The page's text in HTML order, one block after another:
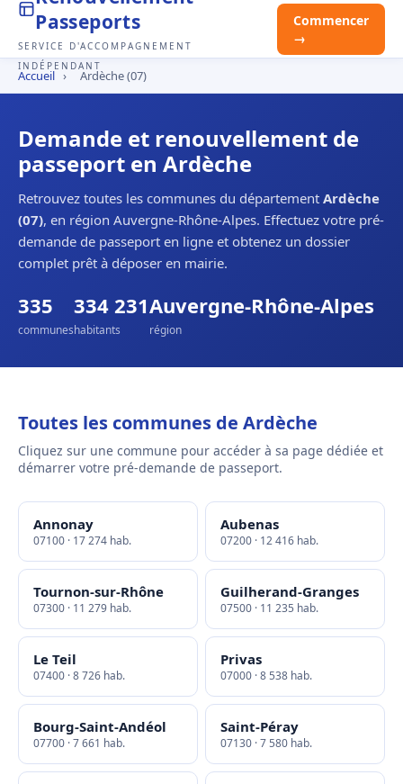
Passeports
SERVICE D'ACCOMPAGNEMENT
INDÉPENDANT
Commencer
→
Accueil › Ardèche (07)
Demande et renouvellement de
passeport en Ardèche
Retrouvez toutes les communes du département Ardèche
(07), en région Auvergne-Rhône-Alpes. Effectuez votre pré-
demande de passeport en ligne et obtenez un dossier
complet prêt à déposer en mairie.
335
communes
334 231
habitants
Auvergne-Rhône-Alpes
région
Toutes les communes de Ardèche
Cliquez sur une commune pour accéder à sa page dédiée et
démarrer votre pré-demande de passeport.
Annonay
07100 · 17 274 hab.
Aubenas
07200 · 12 416 hab.
Tournon-sur-Rhône
07300 · 11 279 hab.
Guilherand-Granges
07500 · 11 235 hab.
Le Teil
07400 · 8 726 hab.
Privas
07000 · 8 538 hab.
Bourg-Saint-Andéol
07700 · 7 661 hab.
Saint-Péray
07130 · 7 580 hab.